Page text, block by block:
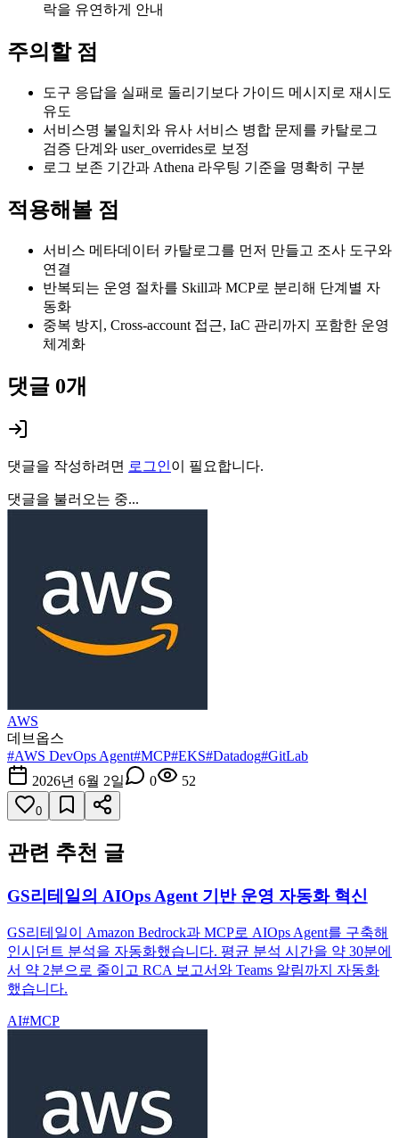
락을 유연하게 안내
주의할 점
도구 응답을 실패로 돌리기보다 가이드 메시지로 재시도
유도
서비스명 불일치와 유사 서비스 병합 문제를 카탈로그
검증 단계와 user_overrides로 보정
로그 보존 기간과 Athena 라우팅 기준을 명확히 구분
적용해볼 점
서비스 메타데이터 카탈로그를 먼저 만들고 조사 도구와
연결
반복되는 운영 절차를 Skill과 MCP로 분리해 단계별 자
동화
중복 방지, Cross-account 접근, IaC 관리까지 포함한 운영
체계화
댓글 0개
댓글을 작성하려면 로그인이 필요합니다.
댓글을 불러오는 중...
AWS
데브옵스
#AWS DevOps Agent#MCP#EKS#Datadog#GitLab
2026년 6월 2일
0 52
0
관련 추천 글
GS리테일의 AIOps Agent 기반 운영 자동화 혁신
GS리테일이 Amazon Bedrock과 MCP로 AIOps Agent를 구축해
인시던트 분석을 자동화했습니다. 평균 분석 시간을 약 30분에
서 약 2분으로 줄이고 RCA 보고서와 Teams 알림까지 자동화
했습니다.
AI#MCP